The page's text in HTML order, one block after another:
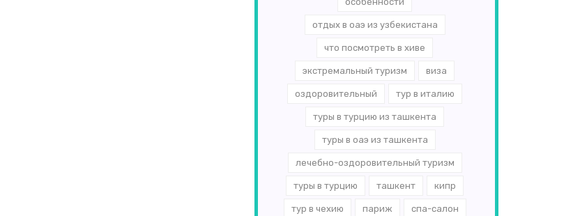
отдых в оаэ из узбекистана
что посмотреть в хиве
экстремальный туризм виза
оздоровительный тур в италию
туры в турцию из ташкента
туры в оаэ из ташкента
лечебно-оздоровительный туризм
туры в турцию ташкент кипр
тур в чехию париж спа-салон